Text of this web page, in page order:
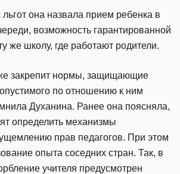
она назвала прием ребенка в
возможность гарантированной
же школу, где работают родители.
закрепит нормы, защищающие
по отношению к ним
Духанина. Ранее она поясняла,
определить механизмы
прав педагогов. При этом
опыта соседних стран. Так, в
учителя предусмотрен